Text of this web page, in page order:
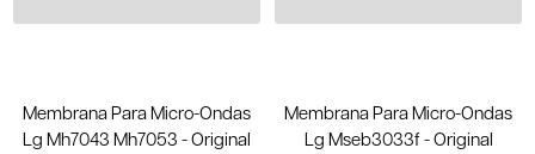
Membrana Para Micro-Ondas
Lg Mh7043 Mh7053 - Original
Membrana Para Micro-Ondas
Lg Mseb3033f - Original